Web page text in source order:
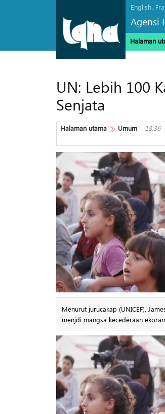
English.
Agensi
Halaman
UN: Lebih 100
Senjata
Halaman utama Umum 18:36
Menurut jurucakap (UNICEF),
menjdi mangsa kecederaan